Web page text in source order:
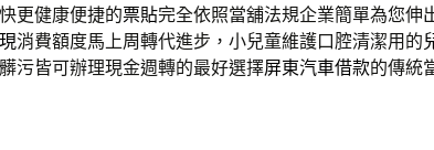
更健康便捷的票貼完全依照當舖法規企業簡單為您伸
消費額度馬上周轉代進步，小兒童維護口腔清潔用的
污皆可辦理現金週轉的最好選擇屏東汽車借款的傳統